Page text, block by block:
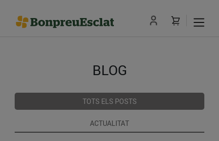
BLOG
TOTS ELS POSTS
ACTUALITAT